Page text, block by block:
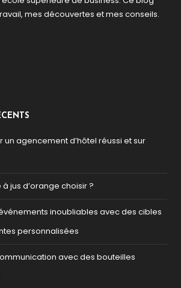
mes découvertes et mes conseils.
un agencement d’hôtel réussi et sur
jus d’orange choisir ?
inoubliables avec des cibles
personnalisées
avec des bouteilles